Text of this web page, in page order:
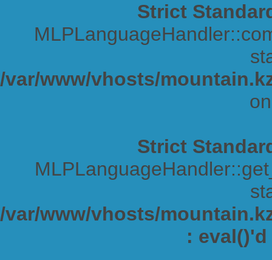
Strict
/var/www/vhosts/
Strict
/var/www/vhosts/
: